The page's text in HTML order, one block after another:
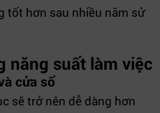
tốt hơn sau nhiều năm sử
năng suất làm việc
cửa sổ
sẽ trở nên dễ dàng hơn